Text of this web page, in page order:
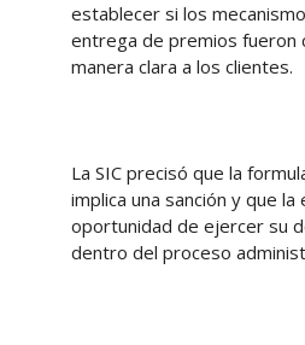
establecer si los
entrega de premios fueron
manera clara a los clientes.
La SIC precisó que la
implica una sanción y que
oportunidad de ejercer su
dentro del proceso